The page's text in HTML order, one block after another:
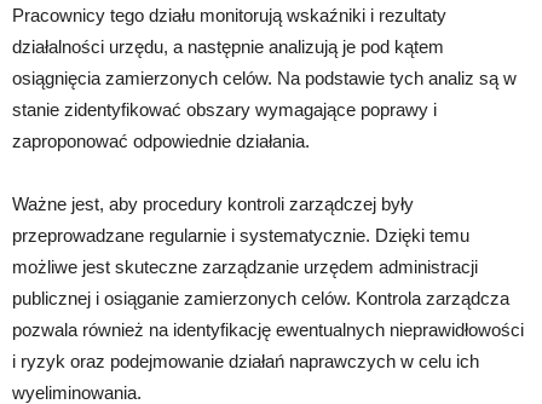
Pracownicy tego działu monitorują wskaźniki i rezultaty
działalności urzędu, a następnie analizują je pod kątem
osiągnięcia zamierzonych celów. Na podstawie tych analiz są w
stanie zidentyfikować obszary wymagające poprawy i
zaproponować odpowiednie działania.
Ważne jest, aby procedury kontroli zarządczej były
przeprowadzane regularnie i systematycznie. Dzięki temu
możliwe jest skuteczne zarządzanie urzędem administracji
publicznej i osiąganie zamierzonych celów. Kontrola zarządcza
pozwala również na identyfikację ewentualnych nieprawidłowości
i ryzyk oraz podejmowanie działań naprawczych w celu ich
wyeliminowania.